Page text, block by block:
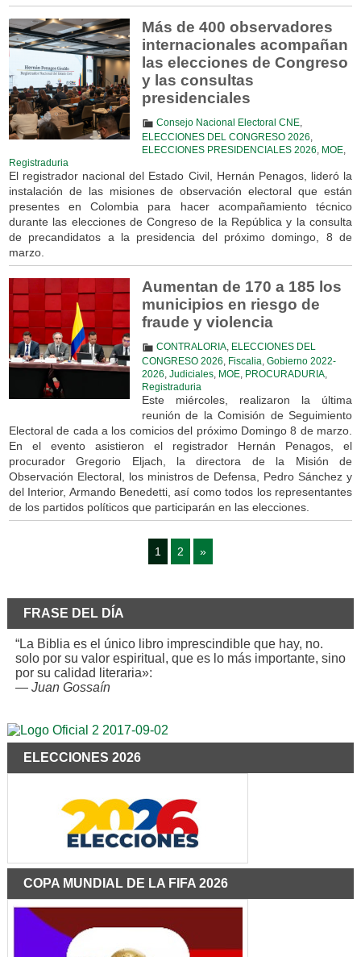
Más de 400 observadores
internacionales acompañan
las elecciones de Congreso
y las consultas
presidenciales
Consejo Nacional Electoral CNE,
ELECCIONES DEL CONGRESO 2026
ELECCIONES PRESIDENCIALES 2026
MOE,
Registraduria
El registrador nacional del Estado Civil, Hernán Penagos, lideró la
instalación de las misiones de observación electoral que están
presentes en Colombia para hacer acompañamiento técnico
durante las elecciones de Congreso de la República y la consulta
de precandidatos a la presidencia del próximo domingo, 8 de
marzo.
Aumentan de 170 a 185 los
municipios en riesgo de
fraude y violencia
CONTRALORIA,
ELECCIONES DEL
CONGRESO 2026
Fiscalia Gobierno 2022-
2026 Judiciales, MOE, PROCURADURIA,
Registraduria
Este miércoles, realizaron la última
reunión de la Comisión de Seguimiento
Electoral de cada a los comicios del próximo Domingo 8 de marzo.
En el evento asistieron el registrador Hernán Penagos, el
procurador Gregorio Eljach, la directora de la Misión de
Observación Electoral, los ministros de Defensa, Pedro Sánchez y
del Interior, Armando Benedetti, así como todos los representantes
de los partidos políticos que participarán en las elecciones.
1 2 »
FRASE DEL DÍA
“La Biblia es el único libro imprescindible que hay, no.
solo por su valor espiritual, que es lo más importante, sino
por su calidad literaria»:
— Juan Gossaín
ELECCIONES 2026
COPA MUNDIAL DE LA FIFA 2026